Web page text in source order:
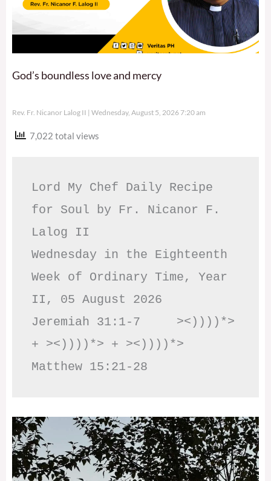
God’s boundless love and mercy
Rev. Fr. Nicanor Lalog II Wednesday, August 5, 2026 7:20 am
7,022 total views
Lord My Chef Daily Recipe
for Soul by Fr. Nicanor F.
Lalog II
Wednesday in the Eighteenth
Week of Ordinary Time, Year
II, 05 August 2026
Jeremiah 31:1-7     ><))))*>
+ ><))))*> + ><))))*>
Matthew 15:21-28